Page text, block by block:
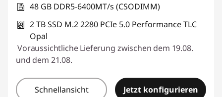
48 GB DDR5-6400MT/s (CSODIMM)
2 TB SSD M.2 2280 PCIe 5.0 Performance TLC
Opal
Voraussichtliche Lieferung zwischen dem 19.08.
und dem 21.08.
Schnellansicht Jetzt konfigurieren